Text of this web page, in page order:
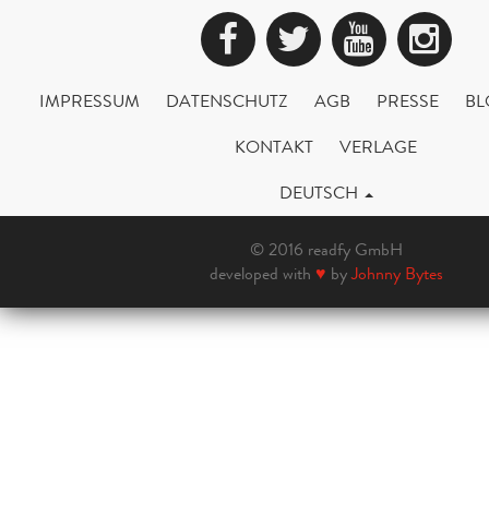
Facebook
Twitter
IMPRESSUM DATENSCHUTZ AGB PRESSE
KONTAKT
VERLAGE
DEUTSCH
© 2016 readfy GmbH
developed with ♥ byJohnny Bytes